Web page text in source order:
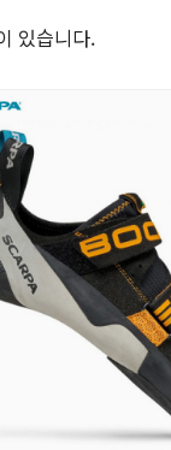
도르레/스위벨
이동식 추락방지 장비
남성의류
있습니다.